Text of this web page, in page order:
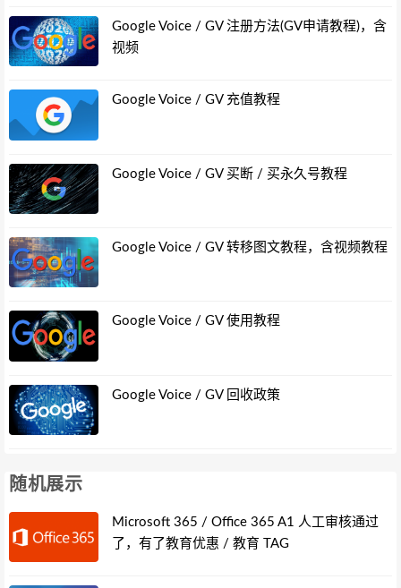
Google Voice / GV 注册方法(GV申请教程)，含
视频
Google Voice / GV 充值教程
Google Voice / GV 买断 / 买永久号教程
Google Voice / GV 转移图文教程，含视频教程
Google Voice / GV 使用教程
Google Voice / GV 回收政策
随机展示
Microsoft 365 / Office 365 A1 人工审核通过
了，有了教育优惠 / 教育 TAG